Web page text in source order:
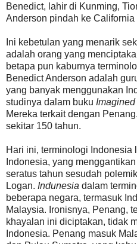
Benedict, lahir di Kunming,
Anderson pindah ke California
Ini kebetulan yang menarik
adalah orang yang
betapa pun kaburnya
Benedict Anderson adalah
yang banyak menggunakan
studinya dalam buku
Mereka terkait dengan
sekitar 150 tahun.
Hari ini, terminologi Indonesia
Indonesia, yang
seratus tahun sesudah
Logan. Indunesia dalam
beberapa negara, termasuk
Malaysia. Ironisnya, Penang,
khayalan ini diciptakan, tidak
Indonesia. Penang masuk